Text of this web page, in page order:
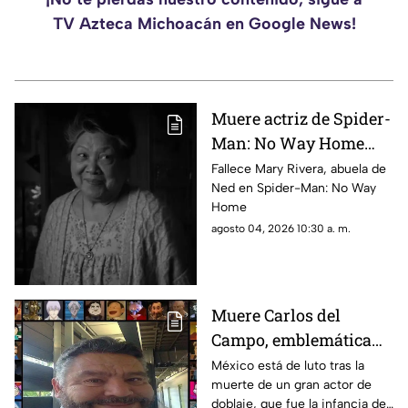
TV Azteca Michoacán en Google News!
Muere actriz de Spider-
Man: No Way Home
por derrame cerebral
Fallece Mary Rivera, abuela de
Ned en Spider-Man: No Way
Home
agosto 04, 2026 10:30 a. m.
Muere Carlos del
Campo, emblemática
voz del doblaje
mexicano, a los 68 años
México está de luto tras la
muerte de un gran actor de
doblaje, que fue la infancia de